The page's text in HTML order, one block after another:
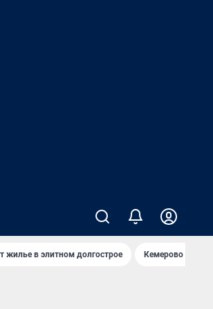
жилье в элитном долгострое Кемерово —